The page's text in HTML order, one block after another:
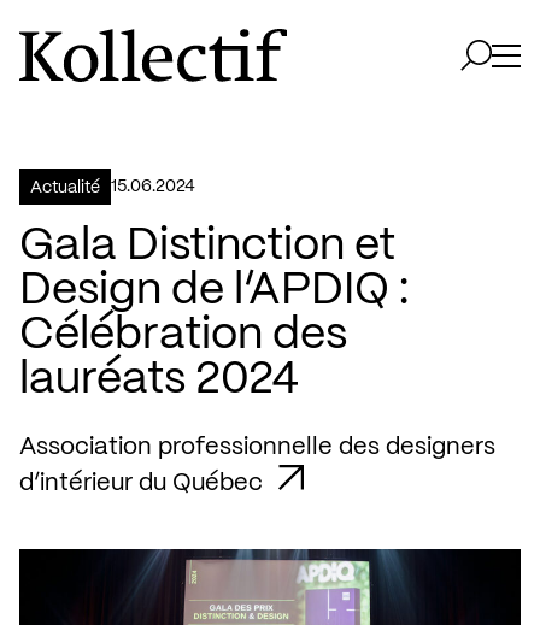
Aller à la page d'accueil
Logo Kollectif
Actualité 15.06.2024
Gala Distinction et
Design de l’APDIQ :
Célébration des
lauréats 2024
Association professionnelle des designers
d’intérieur du Québec